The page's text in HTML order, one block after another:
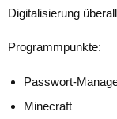
Digitalisierung
Programmpunkte:
Passwort-
Minecraft